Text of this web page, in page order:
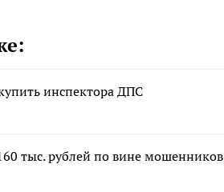
инспектора ДПС
тыс. рублей по вине мошенников